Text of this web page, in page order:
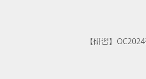
【研習】